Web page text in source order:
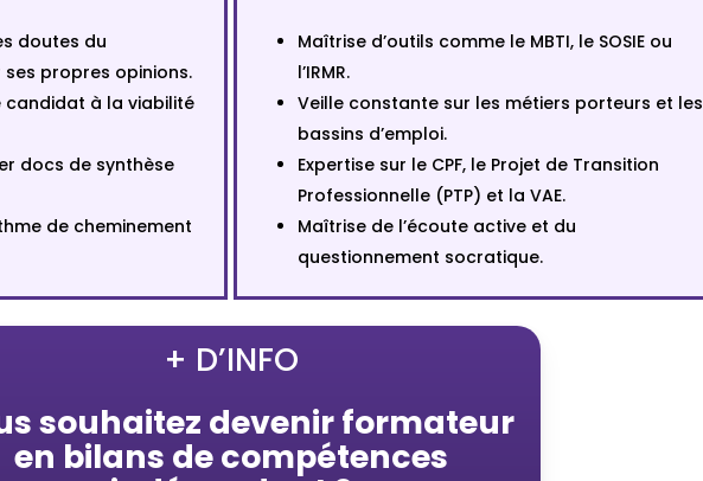
doutes du
propres opinions.
candidat à la viabilité
docs de synthèse
de cheminement
Maîtrise d’outils comme le MBTI, le SOSIE ou
l’IRMR.
Veille constante sur les métiers porteurs et les
bassins d’emploi.
Expertise sur le CPF, le Projet de Transition
Professionnelle (PTP) et la VAE.
Maîtrise de l’écoute active et du
questionnement socratique.
+ D’INFO
souhaitez devenir formateur
en bilans de compétences